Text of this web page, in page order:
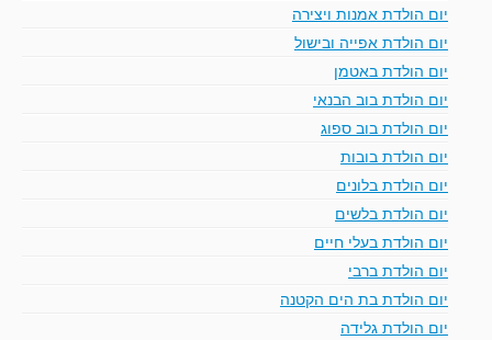
יום הולדת אמנות ויצירה
יום הולדת אפייה ובישול
יום הולדת באטמן
יום הולדת בוב הבנאי
יום הולדת בוב ספוג
יום הולדת בובות
יום הולדת בלונים
יום הולדת בלשים
יום הולדת בעלי חיים
יום הולדת ברבי
יום הולדת בת הים הקטנה
יום הולדת גלידה